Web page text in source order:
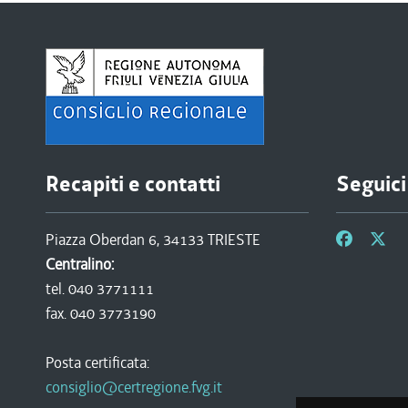
Recapiti e contatti
Piazza Oberdan 6, 34133 TRIESTE
Centralino:
tel. 040 3771111
fax. 040 3773190
Posta certificata:
consiglio@certregione.fvg.it